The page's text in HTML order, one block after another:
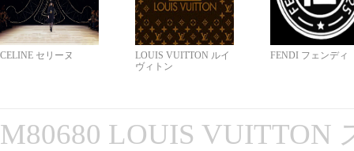
CELINE セリーヌ
LOUIS VUITTON ルイ
ヴィトン
FENDI フェンディ
M80680 LOUIS VUITTON